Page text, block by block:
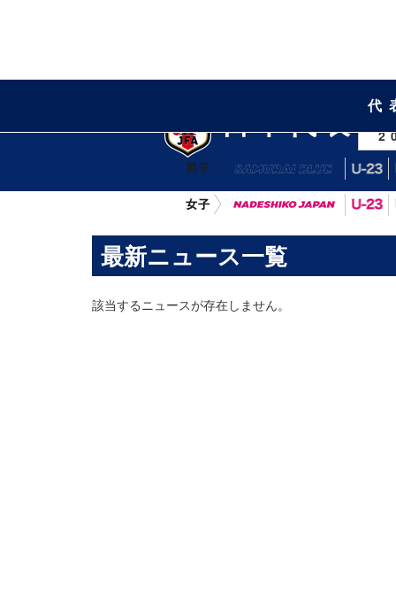
代
日本代表
最新ニュース一覧
該当するニュースが存在しません。